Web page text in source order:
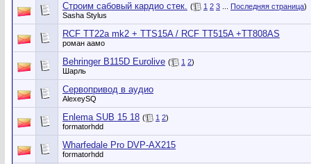
Строим сабовый кардио стек. ( 1 2 3 Последняя страница)
Sasha Stylus
RCF TT22a mk2 + TTS15A / RCF TT515A +TT808AS
роман аамо
Behringer B115D Eurolive ( 1 2)
Шарль
Сервопривод в аудио
AlexeySQ
Enlema SUB 15 18 ( 1 2)
formatorhdd
Wharfedale Pro DVP-AX215
formatorhdd